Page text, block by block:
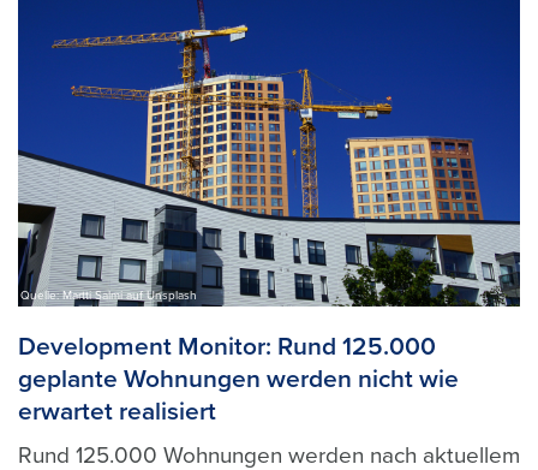
Quelle: Martti Salmi auf Unsplash
Development Monitor: Rund 125.000
geplante Wohnungen werden nicht wie
erwartet realisiert
Rund 125.000 Wohnungen werden nach aktuellem